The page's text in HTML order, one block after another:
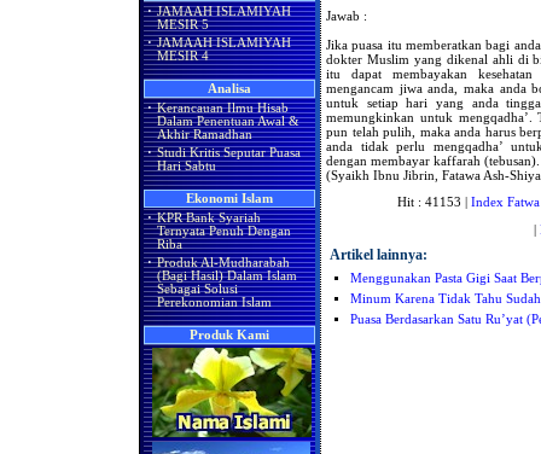
· JAMAAH ISLAMIYAH
MESIR 5
· JAMAAH ISLAMIYAH
MESIR 4
Analisa
· Kerancauan Ilmu Hisab
Dalam Penentuan Awal &
Akhir Ramadhan
· Studi Kritis Seputar Puasa
Hari Sabtu
Ekonomi Islam
· KPR Bank Syariah
Ternyata Penuh Dengan
Riba
· Produk Al-Mudharabah
(Bagi Hasil) Dalam Islam
Sebagai Solusi
Perekonomian Islam
Produk Kami
Jawab :
Jika puasa itu memberatkan bagi
dokter Muslim yang dikenal ahli di
itu dapat membayakan
mengancam jiwa anda, maka anda
untuk setiap hari yang anda
memungkinkan untuk mengqadha’.
pun telah pulih, maka anda harus
anda tidak perlu mengqadha’
dengan membayar kaffarah (tebusan).
(Syaikh Ibnu Jibrin, Fatawa Ash-
Hit : 41153 | Index Fatwa
|
Artikel lainnya:
Menggunakan Pasta Gigi Saat
Minum Karena Tidak Tahu
Puasa Berdasarkan Satu Ru’yat